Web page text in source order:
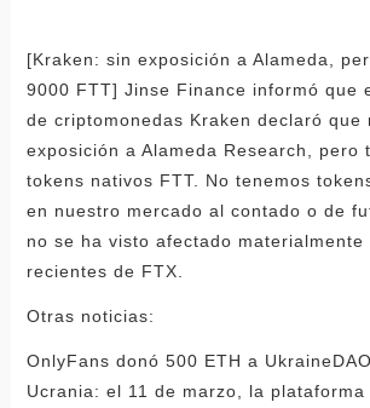
[Kraken: sin exposición a Alameda,
9000 FTT] Jinse Finance informó que
de criptomonedas Kraken declaró que
exposición a Alameda Research, pero
tokens nativos FTT. No tenemos
en nuestro mercado al contado o de
no se ha visto afectado
recientes de FTX.
Otras noticias:
OnlyFans donó 500 ETH a
Ucrania: el 11 de marzo, la plataforma